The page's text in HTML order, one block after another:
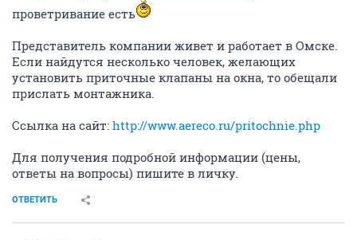
проветривание есть
Представитель компании живет и работает в Омске.
Если найдутся несколько человек, желающих
установить приточные клапаны на окна, то обещали
прислать монтажника.
Ссылка на сайт: http://www.aereco.ru/pritochnie.php
Для получения подробной информации (цены,
ответы на вопросы) пишите в личку.
ОТВЕТИТЬ